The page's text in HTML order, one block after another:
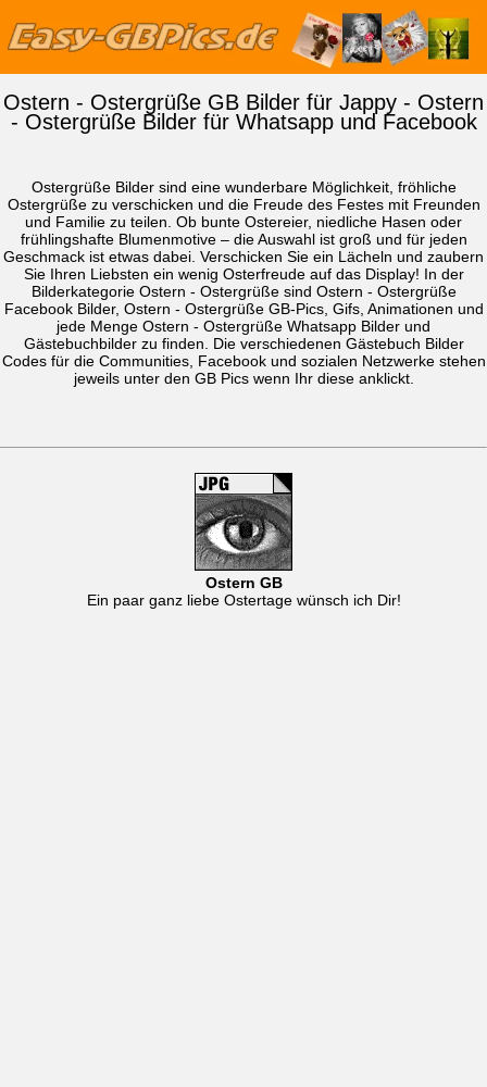
Ostern - Ostergrüße GB Bilder für Jappy - Ostern
- Ostergrüße Bilder für Whatsapp und Facebook
Ostergrüße Bilder sind eine wunderbare Möglichkeit, fröhliche
Ostergrüße zu verschicken und die Freude des Festes mit Freunden
und Familie zu teilen. Ob bunte Ostereier, niedliche Hasen oder
frühlingshafte Blumenmotive – die Auswahl ist groß und für jeden
Geschmack ist etwas dabei. Verschicken Sie ein Lächeln und zaubern
Sie Ihren Liebsten ein wenig Osterfreude auf das Display! In der
Bilderkategorie Ostern - Ostergrüße sind Ostern - Ostergrüße
Facebook Bilder, Ostern - Ostergrüße GB-Pics, Gifs, Animationen und
jede Menge Ostern - Ostergrüße Whatsapp Bilder und
Gästebuchbilder zu finden. Die verschiedenen Gästebuch Bilder
Codes für die Communities, Facebook und sozialen Netzwerke stehen
jeweils unter den GB Pics wenn Ihr diese anklickt.
Ostern GB
Ein paar ganz liebe Ostertage wünsch ich Dir!